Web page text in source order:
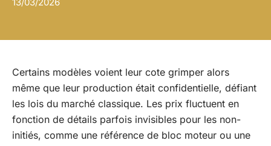
Certains modèles voient leur cote grimper alors
même que leur production était confidentielle, défiant
les lois du marché classique. Les prix fluctuent en
fonction de détails parfois invisibles pour les non-
initiés, comme une référence de bloc moteur ou une